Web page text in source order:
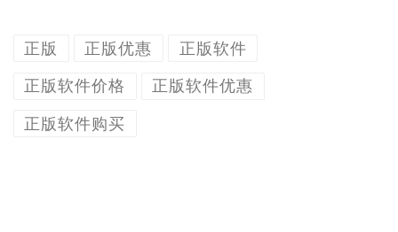
正版 正版优惠 正版软件
正版软件价格 正版软件优惠
正版软件购买